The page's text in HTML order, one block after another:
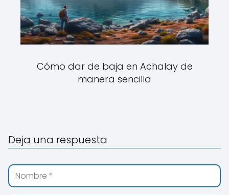
Cómo dar de baja en Achalay de
manera sencilla
Deja una respuesta